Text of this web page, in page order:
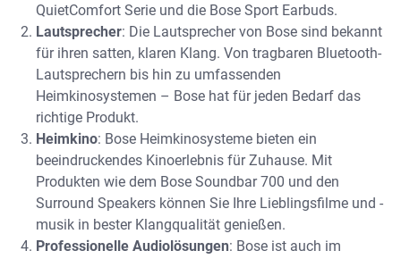
QuietComfort Serie und die Bose Sport Earbuds.
Lautsprecher: Die Lautsprecher von Bose sind bekannt
für ihren satten, klaren Klang. Von tragbaren Bluetooth-
Lautsprechern bis hin zu umfassenden
Heimkinosystemen – Bose hat für jeden Bedarf das
richtige Produkt.
Heimkino: Bose Heimkinosysteme bieten ein
beeindruckendes Kinoerlebnis für Zuhause. Mit
Produkten wie dem Bose Soundbar 700 und den
Surround Speakers können Sie Ihre Lieblingsfilme und -
musik in bester Klangqualität genießen.
Professionelle Audiolösungen: Bose ist auch im